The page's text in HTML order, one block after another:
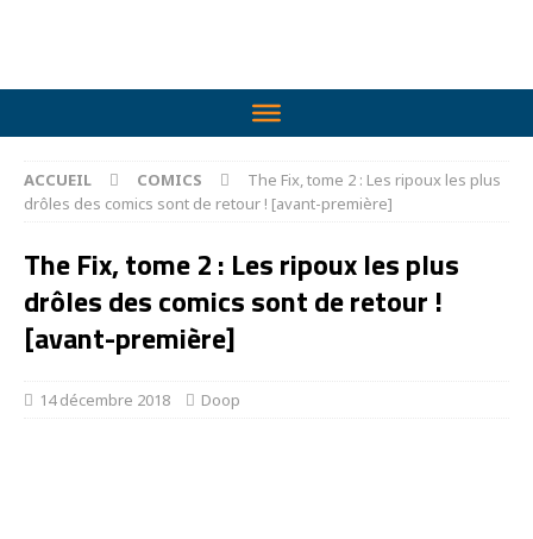
ACCUEIL COMICS
The Fix, tome 2 : Les ripoux les plus
drôles des comics sont de retour ! [avant-première]
The Fix, tome 2 : Les ripoux les plus
drôles des comics sont de retour !
[avant-première]
14 décembre 2018 Doop